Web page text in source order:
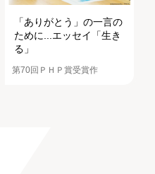
「ありがとう」の一言の
ために...エッセイ「生き
る」
第70回ＰＨＰ賞受賞作